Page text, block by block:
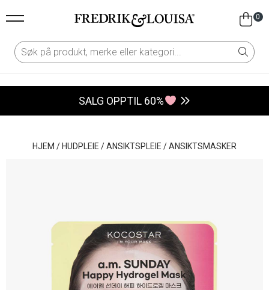
0
SALG OPPTIL 60%
HJEM / HUDPLEIE /ANSIKTSPLEIE /ANSIKTSMASKER